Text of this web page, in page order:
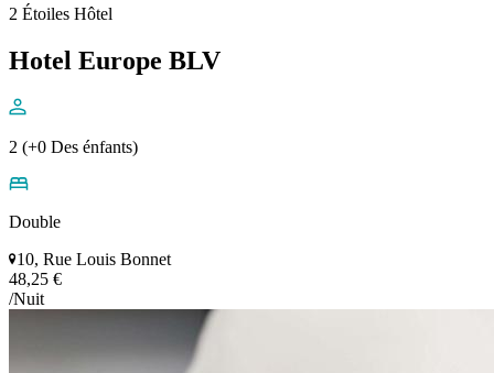
2 Étoiles Hôtel
Hotel Europe BLV
2 (+0 Des énfants)
Double
10, Rue Louis Bonnet
48,25 €
/Nuit